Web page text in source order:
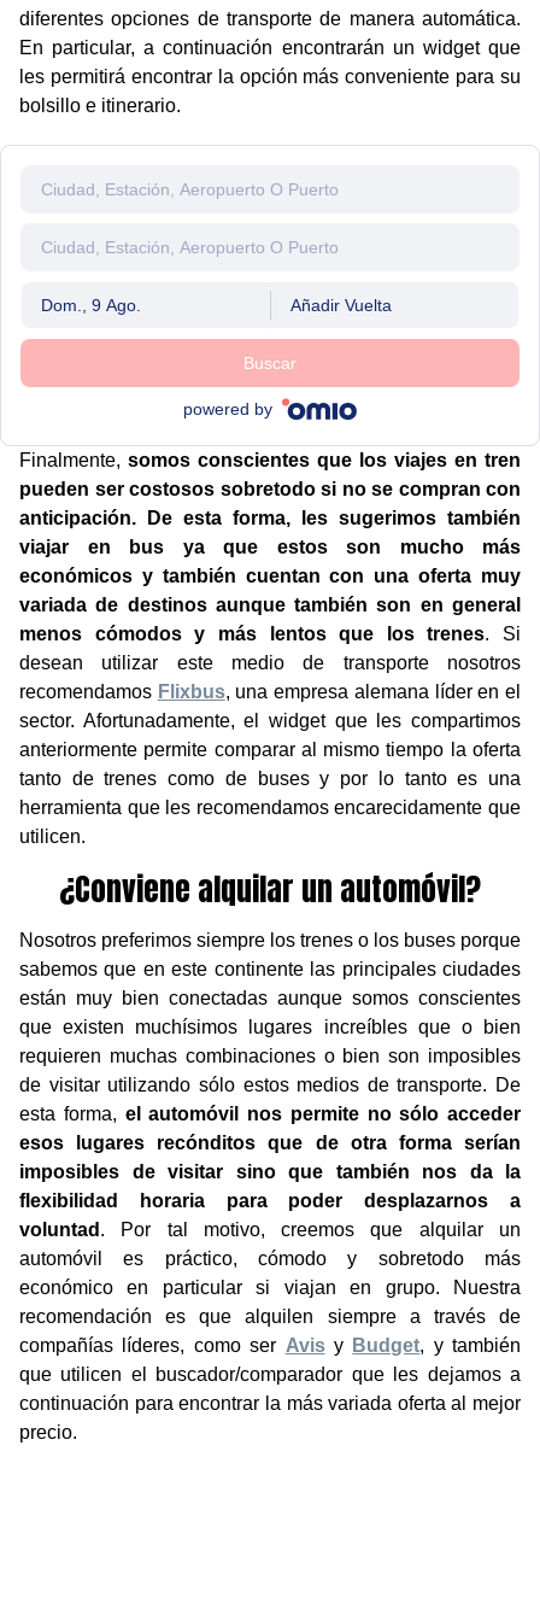
diferentes opciones de transporte de manera automática.
En particular, a continuación encontrarán un widget que
les permitirá encontrar la opción más conveniente para su
bolsillo e itinerario.
Dom., 9 Ago. Añadir Vuelta
Buscar
powered by
Finalmente, somos conscientes que los viajes en tren
pueden ser costosos sobretodo si no se compran con
anticipación. De esta forma, les sugerimos también
viajar en bus ya que estos son mucho más
económicos y también cuentan con una oferta muy
variada de destinos aunque también son en general
menos cómodos y más lentos que los trenes. Si
desean utilizar este medio de transporte nosotros
recomendamos Flixbus, una empresa alemana líder en el
sector. Afortunadamente, el widget que les compartimos
anteriormente permite comparar al mismo tiempo la oferta
tanto de trenes como de buses y por lo tanto es una
herramienta que les recomendamos encarecidamente que
utilicen.
¿Conviene alquilar un automóvil?
Nosotros preferimos siempre los trenes o los buses porque
sabemos que en este continente las principales ciudades
están muy bien conectadas aunque somos conscientes
que existen muchísimos lugares increíbles que o bien
requieren muchas combinaciones o bien son imposibles
de visitar utilizando sólo estos medios de transporte. De
esta forma, el automóvil nos permite no sólo acceder
esos lugares recónditos que de otra forma serían
imposibles de visitar sino que también nos da la
flexibilidad horaria para poder desplazarnos a
voluntad . Por tal motivo, creemos que alquilar un
automóvil es práctico, cómodo y sobretodo más
económico en particular si viajan en grupo. Nuestra
recomendación es que alquilen siempre a través de
compañías líderes, como ser Avisy Budget, y también
que utilicen el buscador/comparador que les dejamos a
continuación para encontrar la más variada oferta al mejor
precio.